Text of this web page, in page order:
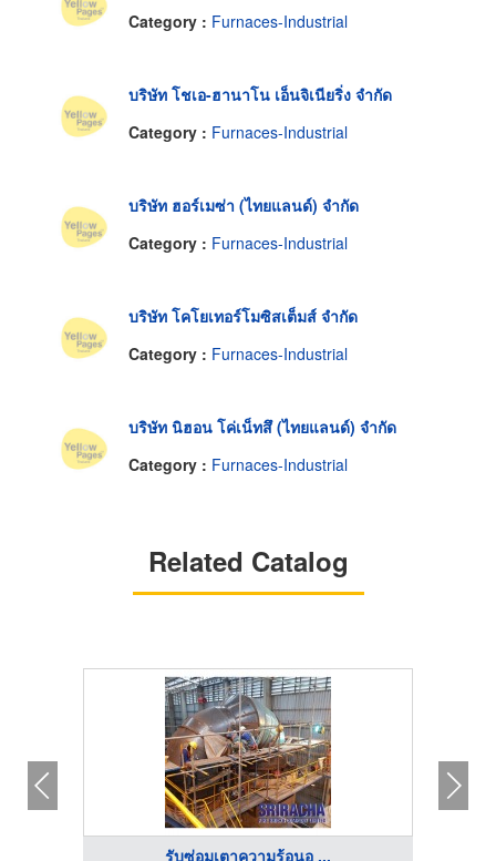
Category : Furnaces-Industrial
บริษัท โชเอ-ฮานาโน เอ็นจิเนียริ่ง จำกัด
Category : Furnaces-Industrial
บริษัท ฮอร์เมซ่า (ไทยแลนด์) จำกัด
Category : Furnaces-Industrial
บริษัท โคโยเทอร์โมซิสเต็มส์ จำกัด
Category : Furnaces-Industrial
บริษัท นิฮอน โค่เน็ทสึ (ไทยแลนด์) จำกัด
Category : Furnaces-Industrial
Related Catalog
รับซ่อมเตาความร้อนอุ ...